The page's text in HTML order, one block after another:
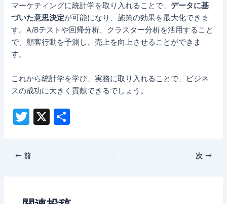
マーケティングに統計学を取り入れることで、データに基
づいた意思決定が可能になり、施策の効果を最大化できま
す。A/Bテストや回帰分析、クラスター分析を活用すること
で、顧客行動を予測し、売上を向上させることができま
す。
これから統計学を学び、実務に取り入れることで、ビジネ
スの成功に大きく貢献できるでしょう。
T
itt
er
X
Post 前 次